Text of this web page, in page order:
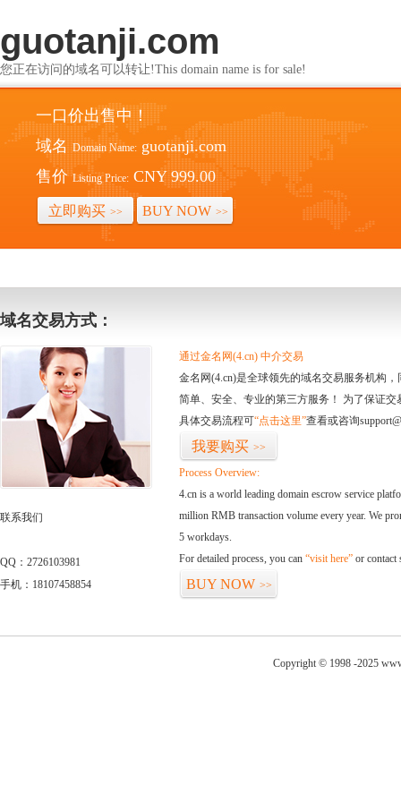
guotanji.com
您正在访问的域名可以转让!This domain name is for sale!
一口价出售中！
域名 Domain Name: guotanji.com
售价 Listing Price: CNY 999.00
立即购买 >> BUY NOW >>
域名交易方式：
联系我们
QQ：2726103981
手机：18107458854
通过金名网(4.cn) 中介交易
金名网(4.cn)是全球领先的域名交易服务机构
简单、安全、专业的第三方服务！ 为了保证
具体交易流程可“点击这里”查看或咨询
我要购买 >>
Process Overview:
4.cn is a world leading domain escrow service
million RMB transaction volume every year. We
5 workdays.
For detailed process, you can “visit here” or contact
BUY NOW >>
Copyright © 1998 -2025